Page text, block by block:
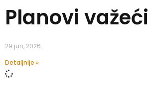
Planovi važeći
29 jun, 2026.
Detaljnije »